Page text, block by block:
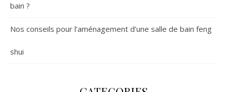
bain ?
Nos conseils pour l’aménagement d’une salle de bain feng
shui